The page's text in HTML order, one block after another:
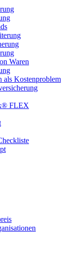
Waren
als Kostenproblem
FLEX